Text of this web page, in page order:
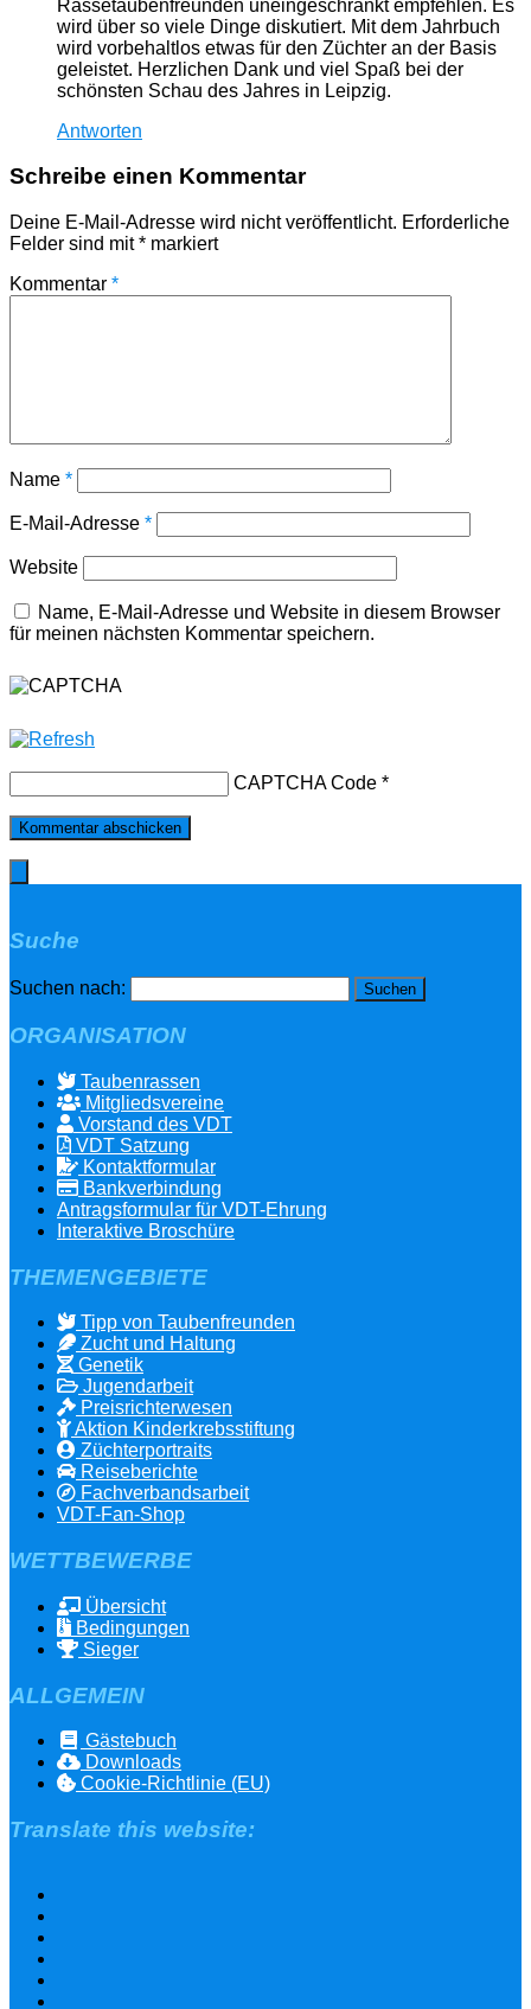
Rassetaubenfreunden uneingeschränkt empfehlen. Es
wird über so viele Dinge diskutiert. Mit dem Jahrbuch
wird vorbehaltlos etwas für den Züchter an der Basis
geleistet. Herzlichen Dank und viel Spaß bei der
schönsten Schau des Jahres in Leipzig.
Antworten
Schreibe einen Kommentar
Deine E-Mail-Adresse wird nicht veröffentlicht. Erforderliche
Felder sind mit* markiert
Kommentar *
Name *
E-Mail-Adresse *
Website
Name, E-Mail-Adresse und Website in diesem Browser
für meinen nächsten Kommentar speichern.
CAPTCHA Code *
Suche
Suchen nach:
ORGANISATION
Taubenrassen
Mitgliedsvereine
Vorstand des VDT
VDT Satzung
Kontaktformular
Bankverbindung
Antragsformular für VDT-Ehrung
Interaktive Broschüre
THEMENGEBIETE
Tipp von Taubenfreunden
Zucht und Haltung
Genetik
Jugendarbeit
Preisrichterwesen
Aktion Kinderkrebsstiftung
Züchterportraits
Reiseberichte
Fachverbandsarbeit
VDT-Fan-Shop
WETTBEWERBE
Übersicht
Bedingungen
Sieger
ALLGEMEIN
Gästebuch
Downloads
Cookie-Richtlinie (EU)
Translate this website: